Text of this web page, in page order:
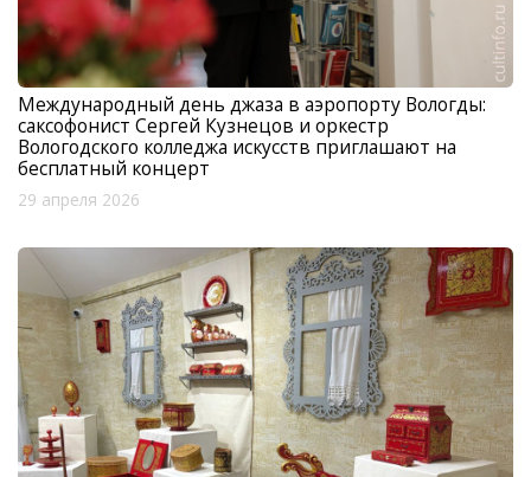
Международный день джаза в аэропорту Вологды:
саксофонист Сергей Кузнецов и оркестр
Вологодского колледжа искусств приглашают на
бесплатный концерт
29 апреля 2026